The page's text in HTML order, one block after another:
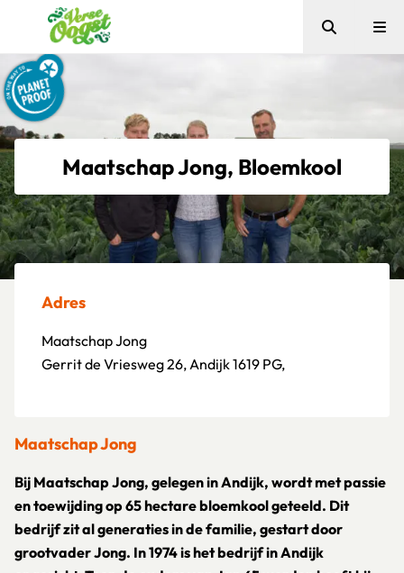
Verse Oogst
Zoeken
Maatschap Jong, Bloemkool
Adres
Maatschap Jong
Gerrit de Vriesweg 26, Andijk 1619 PG,
Maatschap Jong
Bij Maatschap Jong, gelegen in Andijk, wordt met passie
en toewijding op 65 hectare bloemkool geteeld. Dit
bedrijf zit al generaties in de familie, gestart door
grootvader Jong. In 1974 is het bedrijf in Andijk